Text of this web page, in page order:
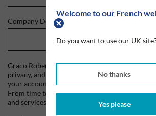
Welcome to our French
Do you want to use our UK
No thanks
Yes please
Company Domain
Graco Roberts is committed to protecting and
privacy, and we'll only use your personal
your account and to provide the products and
From time to time, we would like to contact
and services, as well as other content that